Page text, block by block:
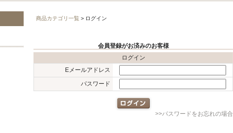
商品カテゴリ一覧 > ログイン
会員登録がお済みのお客様
ログイン
Eメールアドレス
パスワード
>>パスワードをお忘れの場合